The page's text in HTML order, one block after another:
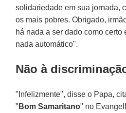
solidariedade em sua jornada,
os mais pobres. Obrigado,
há nada a ser dado como certo
nada automático".
Não à
"Infelizmente", disse o Papa,
" Bom Samaritano" no